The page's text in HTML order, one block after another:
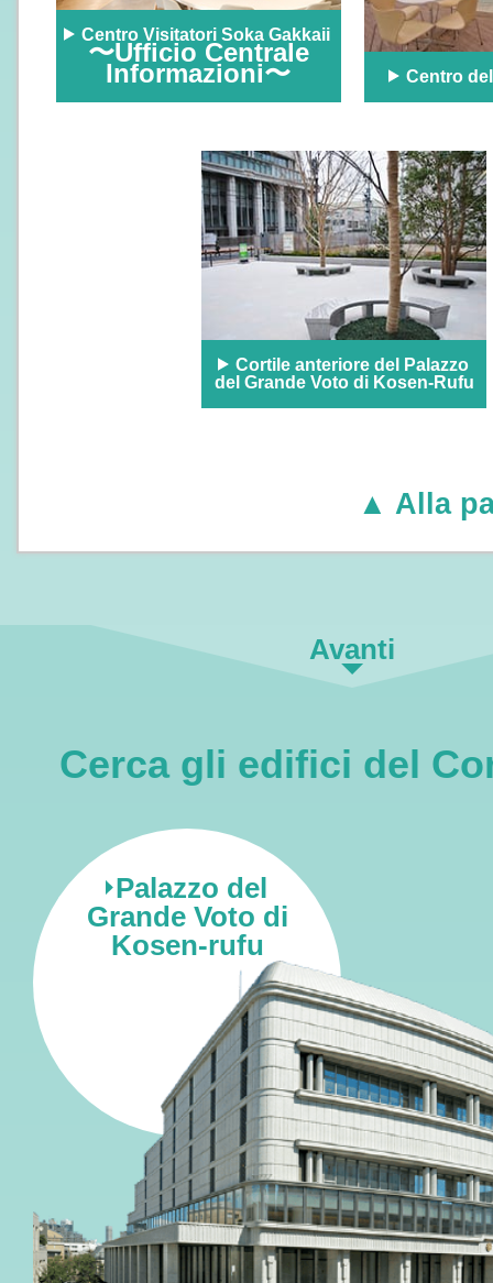
Centro Visitatori Soka Gakkaii
〜Ufficio Centrale
Informazioni〜 Centro
Cortile anteriore del Palazzo
del Grande Voto di Kosen-Rufu
▲ Alla
Avanti
Cerca gli edifici del
Palazzo del
Grande Voto di
Kosen-rufu